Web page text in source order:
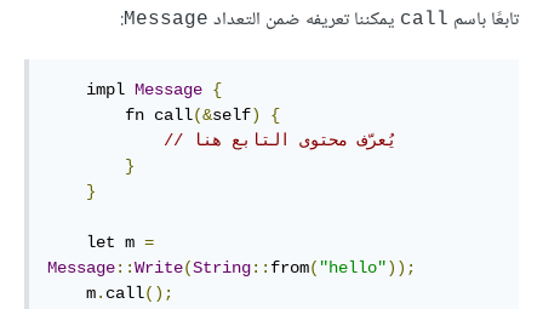
تابعًا باسم call يمكننا تعريفه ضمن التعداد Message
:
    impl
Message {
        fn call
(&self)
{
// يُعرّف محتوى التابع هنا
}
}
    let m
=
Message::Write(String:: from( "hello"));
    m
. call();